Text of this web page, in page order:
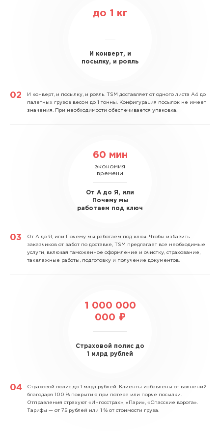
до 1 кг
И конверт, и
посылку, и рояль
И конверт, и посылку, и рояль. TSM доставляет от одного листа А4 до
палетных грузов весом до 1 тонны. Конфигурация посылок не имеет
значения. При необходимости обеспечивается упаковка.
60 мин
экономия
времени
От А до Я, или
Почему мы
работаем под ключ
От А до Я, или Почему мы работаем под ключ. Чтобы избавить
заказчиков от забот по доставке, TSM предлагает все необходимые
услуги, включая таможенное оформление и очистку, страхование,
такелажные работы, подготовку и получение документов.
1 000 000
000 ₽
Страховой полис до
1 млрд рублей
Страховой полис до 1 млрд рублей. Клиенты избавлены от волнений
благодаря 100 % покрытию при потере или порче посылки.
Отправления страхуют «Ингосстрах», «Пари», «Спасские ворота».
Тарифы — от 75 рублей или 1 % от стоимости груза.